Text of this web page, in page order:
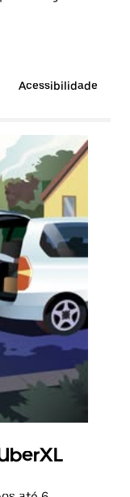
Acessibilidade